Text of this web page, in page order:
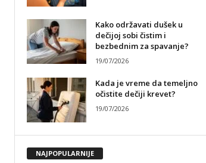
Kako održavati dušek u
dečijoj sobi čistim i
bezbednim za spavanje?
19/07/2026
Kada je vreme da temeljno
očistite dečiji krevet?
19/07/2026
NAJPOPULARNIJE